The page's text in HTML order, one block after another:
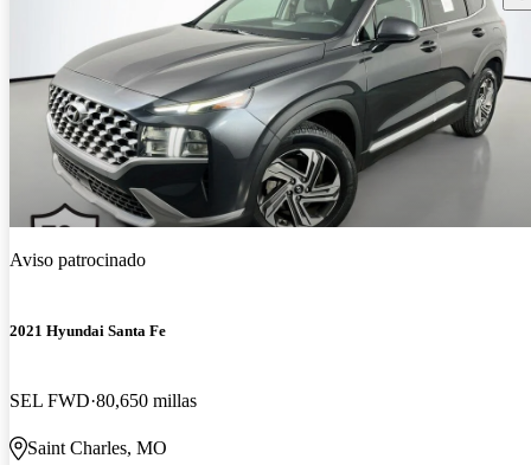
Aviso patrocinado
2021 Hyundai Santa Fe
SEL FWD 80,650 millas
Saint Charles, MO